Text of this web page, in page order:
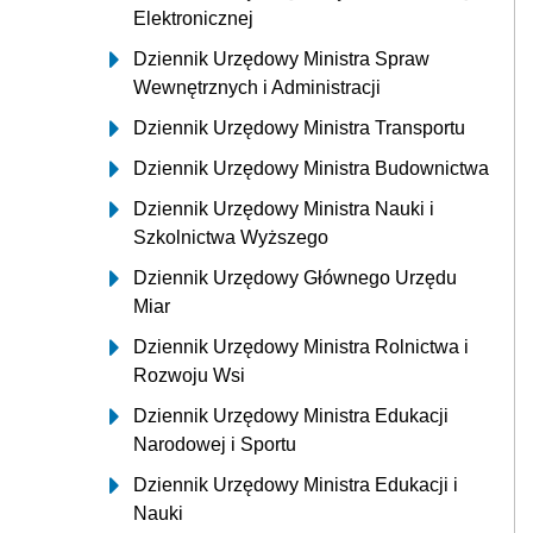
Elektronicznej
Dziennik Urzędowy Ministra Spraw
Wewnętrznych i Administracji
Dziennik Urzędowy Ministra Transportu
Dziennik Urzędowy Ministra Budownictwa
Dziennik Urzędowy Ministra Nauki i
Szkolnictwa Wyższego
Dziennik Urzędowy Głównego Urzędu
Miar
Dziennik Urzędowy Ministra Rolnictwa i
Rozwoju Wsi
Dziennik Urzędowy Ministra Edukacji
Narodowej i Sportu
Dziennik Urzędowy Ministra Edukacji i
Nauki